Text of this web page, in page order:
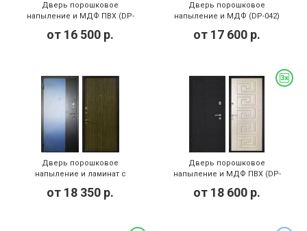
Дверь порошковое
напыление и МДФ ПВХ (DP-
от 16 500 р.
Дверь порошковое
напыление и МДФ (DP-042)
от 17 600 р.
Дверь порошковое
напыление и ламинат с
от 18 350 р.
Дверь порошковое
напыление и МДФ ПВХ (DP-
от 18 600 р.